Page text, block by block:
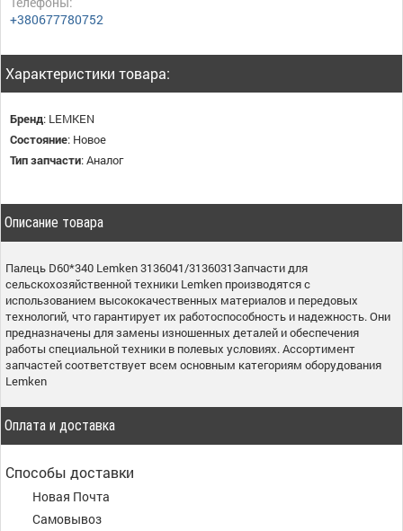
+380677780752
Характеристики товара:
Бренд: LEMKEN
Состояние: Новое
Тип запчасти:Аналог
Описание товара
Палець D60*340 Lemken 3136041/3136031Запчасти для
сельскохозяйственной техники Lemken производятся с
использованием высококачественных материалов и передовых
технологий, что гарантирует их работоспособность и надежность. Они
предназначены для замены изношенных деталей и обеспечения
работы специальной техники в полевых условиях. Ассортимент
запчастей соответствует всем основным категориям оборудования
Lemken
Оплата и доставка
Способы доставки
Новая Почта
Самовывоз